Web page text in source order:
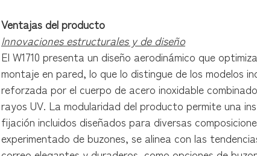
Ventajas del producto
Innovaciones estructurales y de diseño
El W1710 presenta un diseño aerodinámico que
montaje en pared, lo que lo distingue de los modelos
reforzada por el cuerpo de acero inoxidable
rayos UV. La modularidad del producto permite una
fijación incluidos diseñados para diversas
experimentado de buzones, se alinea con las